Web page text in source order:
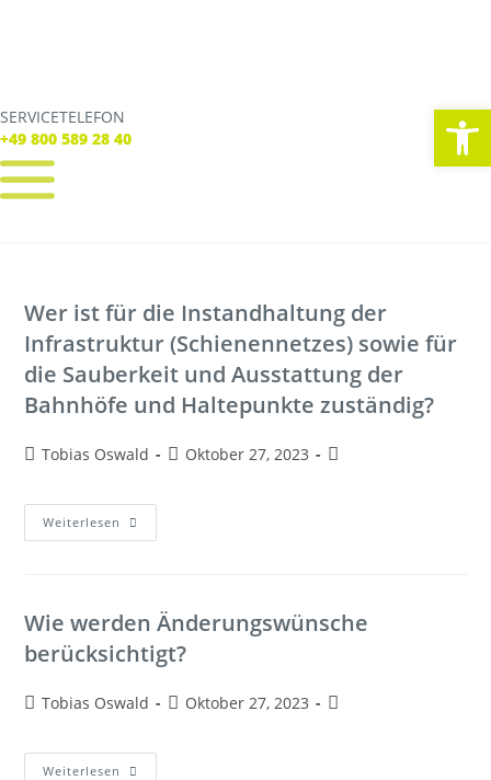
SERVICETELEFON
+49 800 589 28 40
SERVICE TELEFON
+49 800 589 28 40
Tickets
Freizeit
Service
Unternehmen
Wer ist für die Instandhaltung der
Infrastruktur (Schienennetzes) sowie für
die Sauberkeit und Ausstattung der
Bahnhöfe und Haltepunkte zuständig?
Tobias Oswald Oktober 27, 2023
Weiterlesen
Wie werden Änderungswünsche
berücksichtigt?
Tobias Oswald Oktober 27, 2023
Weiterlesen